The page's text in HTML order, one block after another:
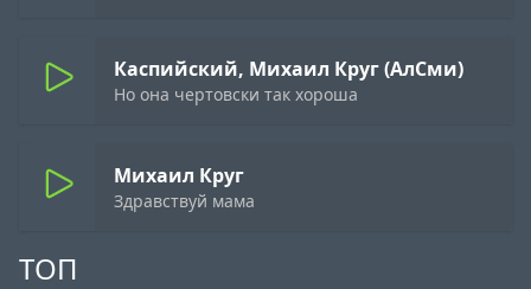
ТОП
Каспийский, Михаил Круг (АлСми)
Но она чертовски так хороша
Михаил Круг
Здравствуй мама